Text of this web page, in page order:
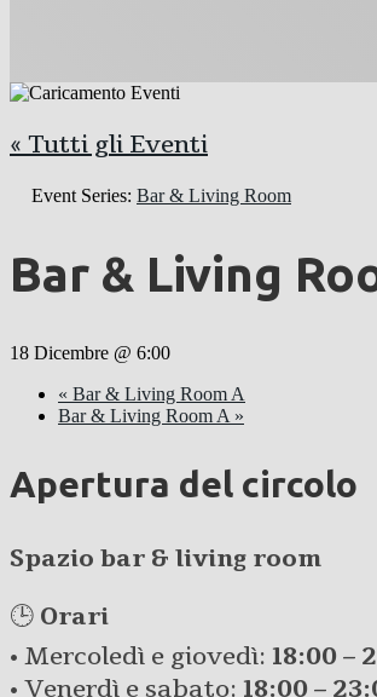
« Tutti gli Eventi
Event Series: Bar & Living Room
Bar & Living
18 Dicembre @ 6:00
« Bar & Living Room A
Bar & Living Room A »
Apertura del circolo
Spazio bar & living room
🕒 Orari
• Mercoledì e giovedì: 18:00 –
• Venerdì e sabato: 18:00 –